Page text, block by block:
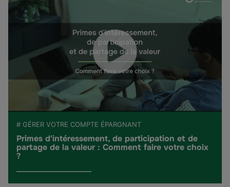
# GÉRER VOTRE COMPTE ÉPARGNANT
Primes d'intéressement, de participation et de
partage de la valeur : Comment faire votre choix
?